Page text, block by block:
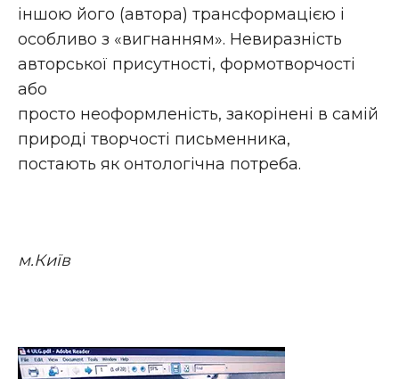
іншою його (автора) трансформацією і
особливо з «вигнанням». Невиразність
авторської присутності, формотворчості
або
просто неоформленість, закорінені в самій
природі творчості письменника,
постають як онтологічна потреба.
м.Київ